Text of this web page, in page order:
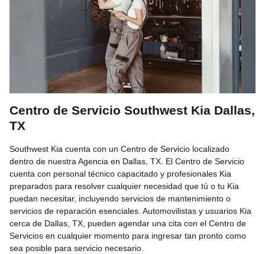
Centro de Servicio Southwest Kia Dallas,
TX
Southwest Kia cuenta con un Centro de Servicio localizado
dentro de nuestra Agencia en Dallas, TX. El Centro de Servicio
cuenta con personal técnico capacitado y profesionales Kia
preparados para resolver cualquier necesidad que tú o tu Kia
puedan necesitar, incluyendo servicios de mantenimiento o
servicios de reparación esenciales. Automovilistas y usuarios Kia
cerca de Dallas, TX, pueden agendar una cita con el Centro de
Servicios en cualquier momento para ingresar tan pronto como
sea posible para servicio necesario.